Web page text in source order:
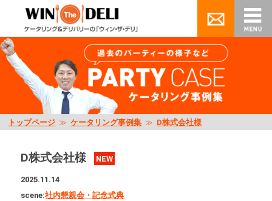
トップページ ≫ケータリング事例集 ≫ D株式会社様
D株式会社様 NEW
2025.11.14
scene:社内懇親会・記念式典